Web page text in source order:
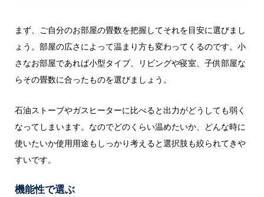
まず、ご自分のお部屋の畳数を把握してそれを目安に選びまし
ょう。部屋の広さによって温まり方も変わってくるのです。小
さなお部屋であれば小型タイプ、リビングや寝室、子供部屋な
らその畳数に合ったものを選びましょう。
石油ストーブやガスヒーターに比べると出力がどうしても弱く
なってしまいます。なのでどのくらい温めたいか、どんな時に
使いたいか使用用途もしっかり考えると選択肢も絞られてきや
すいです。
機能性で選ぶ